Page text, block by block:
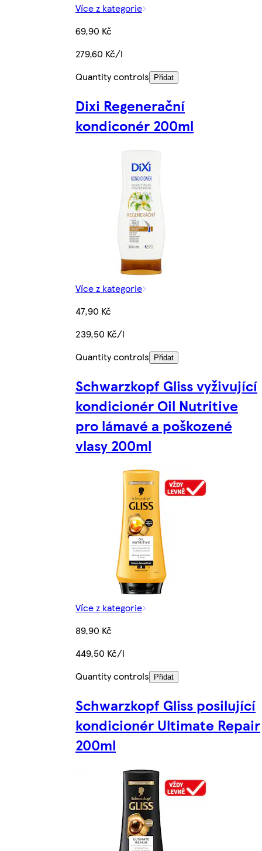
Více z kategorie
69,90 Kč
279,60 Kč/l
Quantity controls
Přidat
Dixi Regenerační
kondiconér 200ml
Více z kategorie
47,90 Kč
239,50 Kč/l
Quantity controls
Přidat
Schwarzkopf Gliss vyživující
kondicionér Oil Nutritive
pro lámavé a poškozené
vlasy 200ml
Více z kategorie
89,90 Kč
449,50 Kč/l
Quantity controls
Přidat
Schwarzkopf Gliss posilující
kondicionér Ultimate Repair
200ml